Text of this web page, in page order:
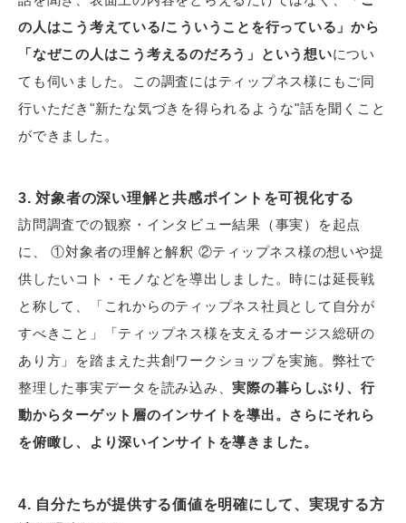
の人はこう考えている/こういうことを行っている」から
「なぜこの人はこう考えるのだろう」という想いについ
ても伺いました。この調査にはティップネス様にもご同
行いただき"新たな気づきを得られるような"話を聞くこと
ができました。
3. 対象者の深い理解と共感ポイントを可視化する
訪問調査での観察・インタビュー結果（事実）を起点
に、 ①対象者の理解と解釈 ②ティップネス様の想いや提
供したいコト・モノなどを導出しました。時には延長戦
と称して、「これからのティップネス社員として自分が
すべきこと」「ティップネス様を支えるオージス総研の
あり方」を踏まえた共創ワークショップを実施。弊社で
整理した事実データを読み込み、実際の暮らしぶり、行
動からターゲット層のインサイトを導出。さらにそれら
を俯瞰し、より深いインサイトを導きました。
4. 自分たちが提供する価値を明確にして、実現する方